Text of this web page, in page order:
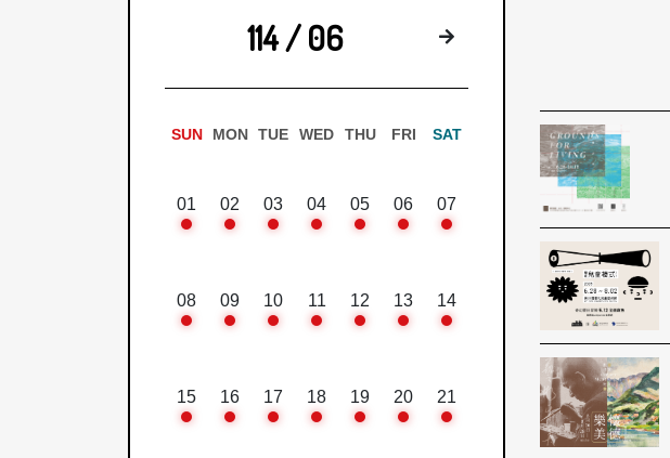
114 / 06 下個月
SUN MON TUE WED THU FRI SAT
01 02 03 04 05 06 07
08 09 10 11 12 13 14
15 16 17 18 19 20 21